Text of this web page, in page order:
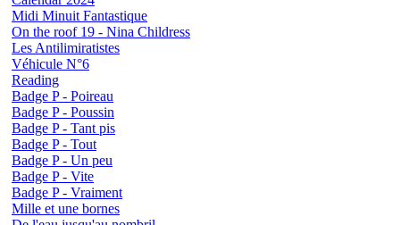
Midi Minuit Fantastique
On the roof 19 - Nina Childress
Les Antilimiratistes
Véhicule N°6
Reading
Badge P - Poireau
Badge P - Poussin
Badge P - Tant pis
Badge P - Tout
Badge P - Un peu
Badge P - Vite
Badge P - Vraiment
Mille et une bornes